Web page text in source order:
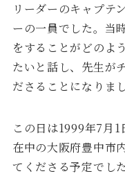
リーダーのキャプテ
ーの一員でした。当
をすることがどのよ
たいと話し、先生が
ださることになりまし
この日は1999年7月
在中の大阪府豊中市
てくださる予定でし